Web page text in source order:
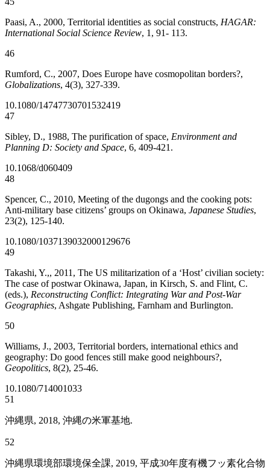
Paasi, A., 2000, Territorial identities as social constructs, HAGAR:
International Social Science Review, 1, 91- 113.
46
Rumford, C., 2007, Does Europe have cosmopolitan borders?,
Globalizations, 4(3), 327-339.
10.1080/14747730701532419
47
Sibley, D., 1988, The purification of space, Environment and
Planning D: Society and Space, 6, 409-421.
10.1068/d060409
48
Spencer, C., 2010, Meeting of the dugongs and the cooking pots:
Anti-military base citizens’ groups on Okinawa, Japanese Studies,
23(2), 125-140.
10.1080/1037139032000129676
49
Takashi, Y.,, 2011, The US militarization of a ‘Host’ civilian society:
The case of postwar Okinawa, Japan, in Kirsch, S. and Flint, C.
(eds.), Reconstructing Conflict: Integrating War and Post-War
Geographies, Ashgate Publishing, Farnham and Burlington.
50
Williams, J., 2003, Territorial borders, international ethics and
geography: Do good fences still make good neighbours?,
Geopolitics, 8(2), 25-46.
10.1080/714001033
51
沖縄県, 2018, 沖縄の米軍基地.
52
沖縄県環境部環境保全課, 2019, 平成30年度有機フッ素化合物